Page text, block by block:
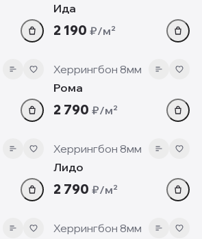
Ида
2 190 ₽/м²
8 мм
Херрингбон 8мм
Рома
2 790 ₽/м²
8 мм
Херрингбон 8мм
Лидо
2 790 ₽/м²
8 мм
Херрингбон 8мм